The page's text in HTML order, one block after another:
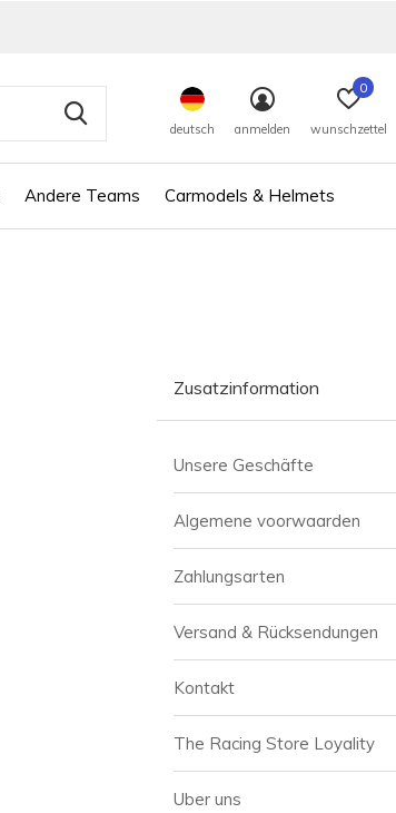
Andere Teams Carmodels & Helmets
deutsch anmelden wunschzettel
0
Zusatzinformation
Unsere Geschäfte
Algemene voorwaarden
Zahlungsarten
Versand & Rücksendungen
Kontakt
The Racing Store Loyality
Uber uns